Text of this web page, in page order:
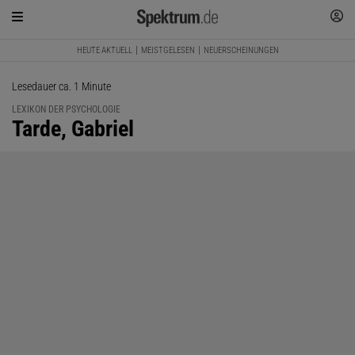
HEUTE AKTUELL MEISTGELESEN NEUERSCHEINUNGEN
Lesedauer ca. 1 Minute
LEXIKON DER PSYCHOLOGIE
:
Tarde, Gabriel